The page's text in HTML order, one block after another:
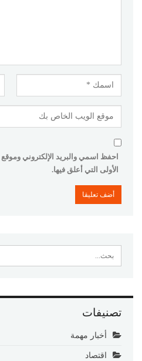
احفظ اسمي والبريد الإلكتروني
الأولى التي أعلق فيها.
تصنيفات
أخبار مهمة
اقتصاد